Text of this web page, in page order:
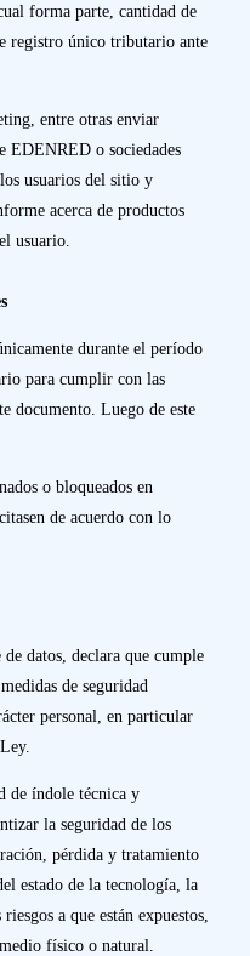
forma parte, cantidad de
registro único tributario ante
entre otras enviar
EDENRED o sociedades
usuarios del sitio y
acerca de productos
usuario.
durante el período
para cumplir con las
documento. Luego de este
o bloqueados en
de acuerdo con lo
datos, declara que cumple
de seguridad
personal, en particular
de índole técnica y
la seguridad de los
pérdida y tratamiento
estado de la tecnología, la
a que están expuestos,
físico o natural.